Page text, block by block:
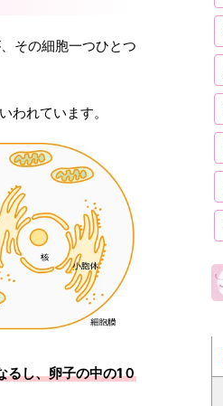
その細胞一つひとつ
われています。
るし、卵子の中の1０